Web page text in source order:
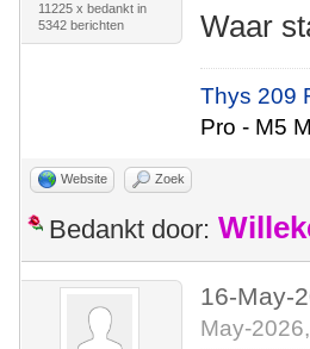
11225 x bedankt in
5342 berichten
Waar
Thys 209
Pro - M5
Website Zoek
Bedankt door:
16-May-
May-